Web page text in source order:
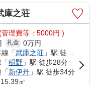
庫之荘
管理費等：5000円 )
礼金 0万円
線「武庫之荘 」駅 徒歩20分
「稲野 」駅 徒歩28分
新伊丹 」駅 徒歩34分
㎡